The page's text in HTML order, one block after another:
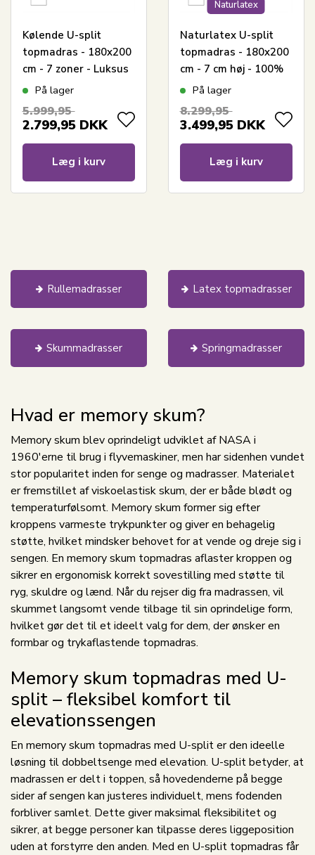
Kølende U-split
topmadras - 180x200
cm - 7 zoner - Luksus
memoryskum
SLEEP TECH By Borg
På lager
5.999,95
2.799,95 DKK
Læg i kurv
Naturlatex
Naturlatex U-split
topmadras - 180x200
cm - 7 cm høj - 100%
Talalay naturlatex -
På lager
8.299,95
3.499,95 DKK
Læg i kurv
Rullemadrasser Latex topmadrasser
Skummadrasser Springmadrasser
Hvad er memory skum?
Memory skum blev oprindeligt udviklet af NASA i
1960'erne til brug i flyvemaskiner, men har sidenhen vundet
stor popularitet inden for senge og madrasser. Materialet
er fremstillet af viskoelastisk skum, der er både blødt og
temperaturfølsomt. Memory skum former sig efter
kroppens varmeste trykpunkter og giver en behagelig
støtte, hvilket mindsker behovet for at vende og dreje sig i
sengen. En memory skum topmadras aflaster kroppen og
sikrer en ergonomisk korrekt sovestilling med støtte til
ryg, skuldre og lænd. Når du rejser dig fra madrassen, vil
skummet langsomt vende tilbage til sin oprindelige form,
hvilket gør det til et ideelt valg for dem, der ønsker en
formbar og trykaflastende topmadras.
Memory skum topmadras med U-
split – fleksibel komfort til
elevationssengen
En memory skum topmadras med U-split er den ideelle
løsning til dobbeltsenge med elevation. U-split betyder, at
madrassen er delt i toppen, så hovedenderne på begge
sider af sengen kan justeres individuelt, mens fodenden
forbliver samlet. Dette giver maksimal fleksibilitet og
sikrer, at begge personer kan tilpasse deres liggeposition
uden at forstyrre den anden. Med en U-split topmadras får